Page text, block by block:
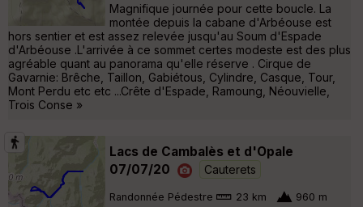
Magnifique journée pour cette boucle. La
montée depuis la cabane d'Arbéouse est
hors sentier et est assez relevée jusqu'au Soum d'Espade
d'Arbéouse .L'arrivée à ce sommet certes modeste est des plus
agréable quant au panorama qu'elle réserve . Cirque de
Gavarnie: Brêche, Taillon, Gabiétous, Cylindre, Casque, Tour,
Mont Perdu etc etc ...Crête d'Espade, Ramoung, Néouvielle,
Trois Conse »
Lacs de Cambalès et d'Opale
07/07/20
Cauterets
Randonnée Pédestre 23 km 960 m